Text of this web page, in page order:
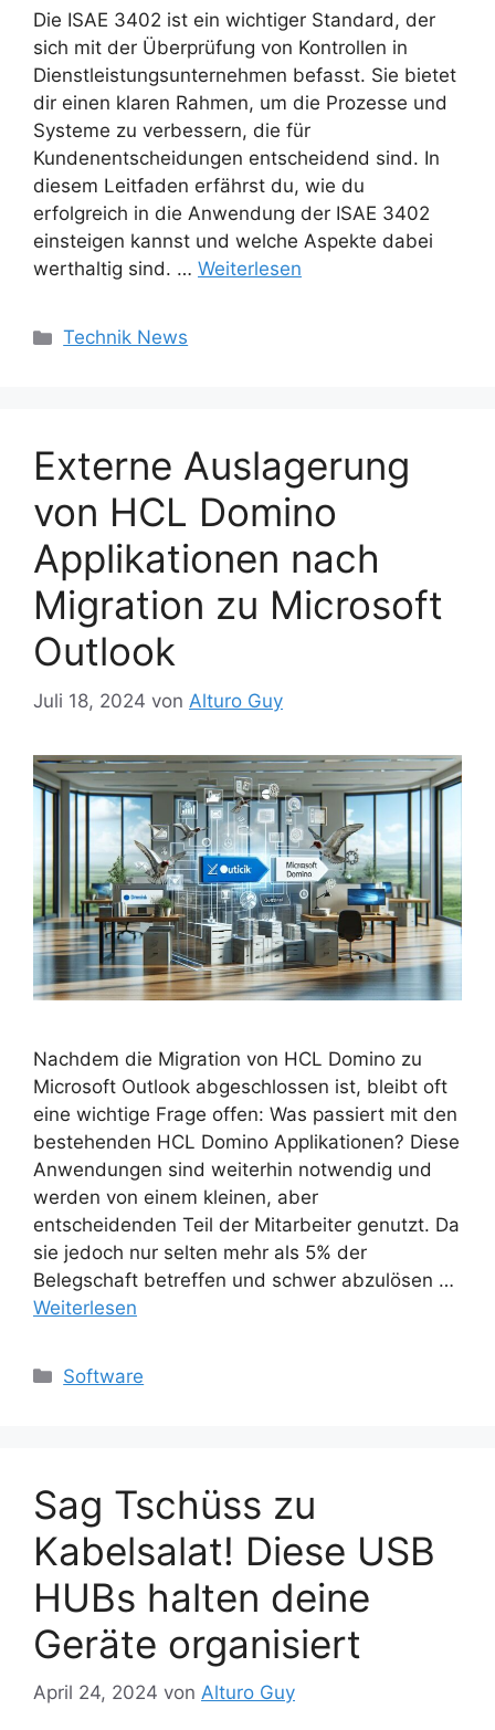
Die ISAE 3402 ist ein wichtiger Standard, der
sich mit der Überprüfung von Kontrollen in
Dienstleistungsunternehmen befasst. Sie bietet
dir einen klaren Rahmen, um die Prozesse und
Systeme zu verbessern, die für
Kundenentscheidungen entscheidend sind. In
diesem Leitfaden erfährst du, wie du
erfolgreich in die Anwendung der ISAE 3402
einsteigen kannst und welche Aspekte dabei
werthaltig sind. … Weiterlesen
Kategorien
Technik News
Externe Auslagerung
von HCL Domino
Applikationen nach
Migration zu Microsoft
Outlook
Juli 18, 2024 von Alturo Guy
Nachdem die Migration von HCL Domino zu
Microsoft Outlook abgeschlossen ist, bleibt oft
eine wichtige Frage offen: Was passiert mit den
bestehenden HCL Domino Applikationen? Diese
Anwendungen sind weiterhin notwendig und
werden von einem kleinen, aber
entscheidenden Teil der Mitarbeiter genutzt. Da
sie jedoch nur selten mehr als 5% der
Belegschaft betreffen und schwer abzulösen …
Weiterlesen
Kategorien
Software
Sag Tschüss zu
Kabelsalat! Diese USB
HUBs halten deine
Geräte organisiert
April 24, 2024 von Alturo Guy